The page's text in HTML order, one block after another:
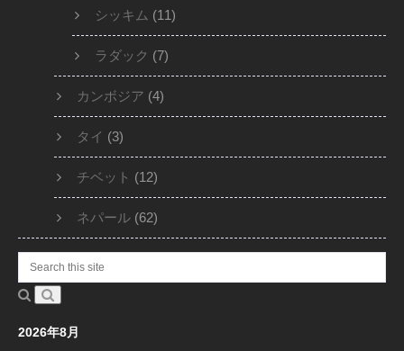
シッキム (11)
ラダック (7)
カンボジア (4)
タイ (3)
チベット (12)
ネパール (62)
2026年8月